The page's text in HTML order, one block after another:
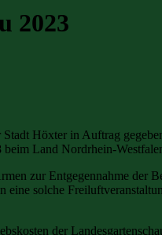
2023
Höxter in Auftrag
beim Land Nordrhein-
zur Entgegennahme der
solche
der